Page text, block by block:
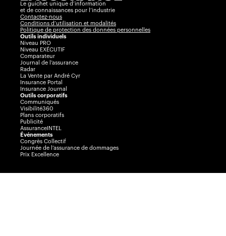
Le guichet unique d’information
et de connaissances pour l’industrie
Contactez-nous
Conditions d’utilisation et modalités
Politique de protection des données personnelles
Outils individuels
Niveau PRO
Niveau EXÉCUTIF
Comparateur
Journal de l’assurance
Radar
La Vente par André Cyr
Insurance Portal
Insurance Journal
Outils corporatifs
Communiqués
Visibilité360
Plans corporatifs
Publicité
AssuranceINTEL
Événements
Congrès Collectif
Journée de l’assurance de dommages
Prix Excellence